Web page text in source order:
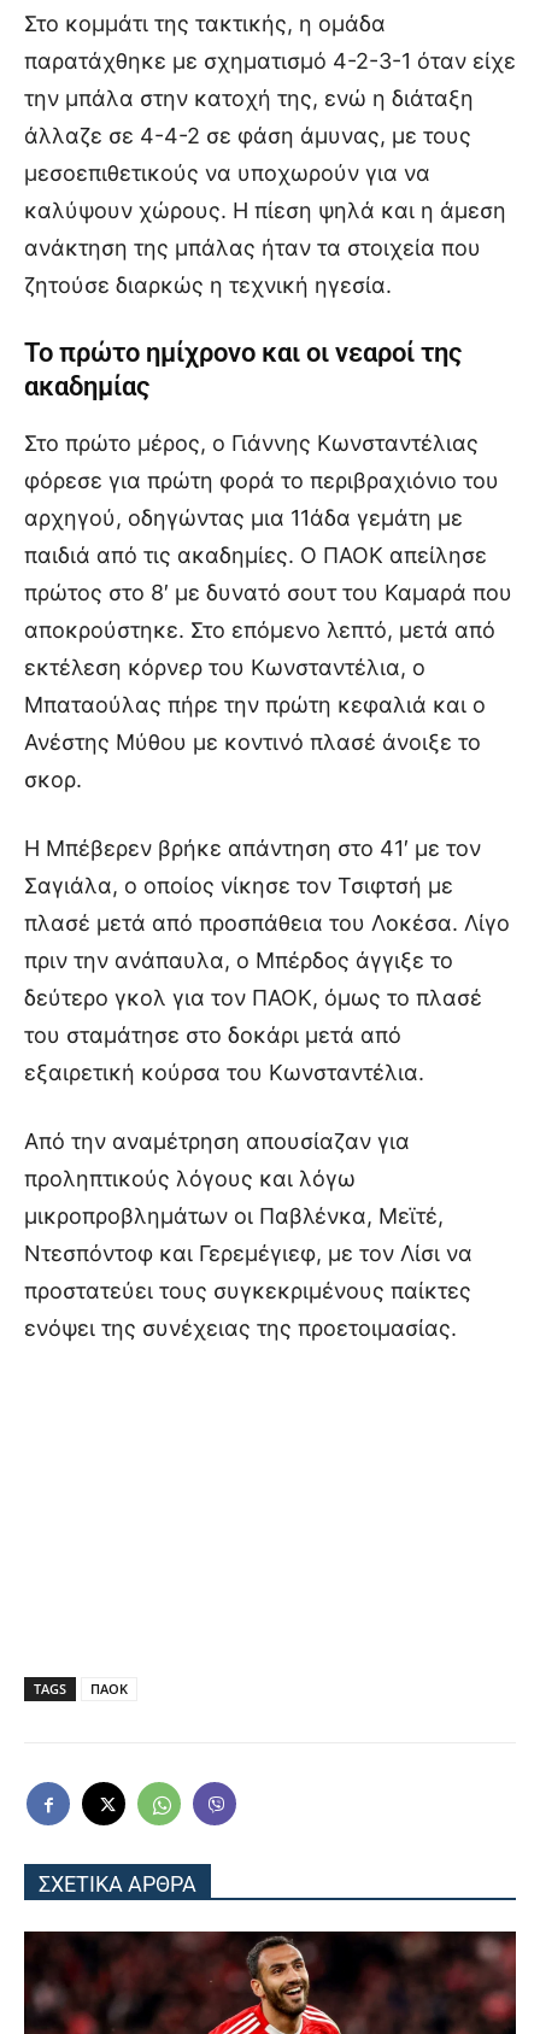
Στο κομμάτι της τακτικής, η ομάδα
παρατάχθηκε με σχηματισμό 4-2-3-1 όταν είχε
την μπάλα στην κατοχή της, ενώ η διάταξη
άλλαζε σε 4-4-2 σε φάση άμυνας, με τους
μεσοεπιθετικούς να υποχωρούν για να
καλύψουν χώρους. Η πίεση ψηλά και η άμεση
ανάκτηση της μπάλας ήταν τα στοιχεία που
ζητούσε διαρκώς η τεχνική ηγεσία.
Το πρώτο ημίχρονο και οι νεαροί της
ακαδημίας
Στο πρώτο μέρος, ο Γιάννης Κωνσταντέλιας
φόρεσε για πρώτη φορά το περιβραχιόνιο του
αρχηγού, οδηγώντας μια 11άδα γεμάτη με
παιδιά από τις ακαδημίες. Ο ΠΑΟΚ απείλησε
πρώτος στο 8′ με δυνατό σουτ του Καμαρά που
αποκρούστηκε. Στο επόμενο λεπτό, μετά από
εκτέλεση κόρνερ του Κωνσταντέλια, ο
Μπαταούλας πήρε την πρώτη κεφαλιά και ο
Ανέστης Μύθου με κοντινό πλασέ άνοιξε το
σκορ.
Η Μπέβερεν βρήκε απάντηση στο 41′ με τον
Σαγιάλα, ο οποίος νίκησε τον Τσιφτσή με
πλασέ μετά από προσπάθεια του Λοκέσα. Λίγο
πριν την ανάπαυλα, ο Μπέρδος άγγιξε το
δεύτερο γκολ για τον ΠΑΟΚ, όμως το πλασέ
του σταμάτησε στο δοκάρι μετά από
εξαιρετική κούρσα του Κωνσταντέλια.
Από την αναμέτρηση απουσίαζαν για
προληπτικούς λόγους και λόγω
μικροπροβλημάτων οι Παβλένκα, Μεϊτέ,
Ντεσπόντοφ και Γερεμέγιεφ, με τον Λίσι να
προστατεύει τους συγκεκριμένους παίκτες
ενόψει της συνέχειας της προετοιμασίας.
TAGS ΠΑΟΚ
ΣΧΕΤΙΚΑ ΑΡΘΡΑ